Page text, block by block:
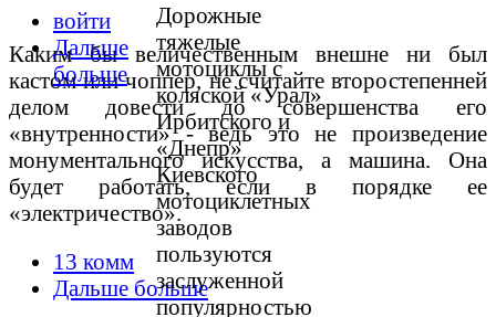
Каким бы величественным внешне ни был
кастом или чоппер, не считайте второстепенней
делом довести до совершенства его
«внутренности» - ведь это не произведение
монументального искусства, а машина. Она
будет работать, если в порядке ее
«электричество».
13 комм
Дальше больше
войти
Дальше
больше
Дорожные
тяжелые
мотоциклы с
коляской «Урал»
Ирбитского и
«Днепр»
Киевского
мотоциклетных
заводов
пользуются
заслуженной
популярностью